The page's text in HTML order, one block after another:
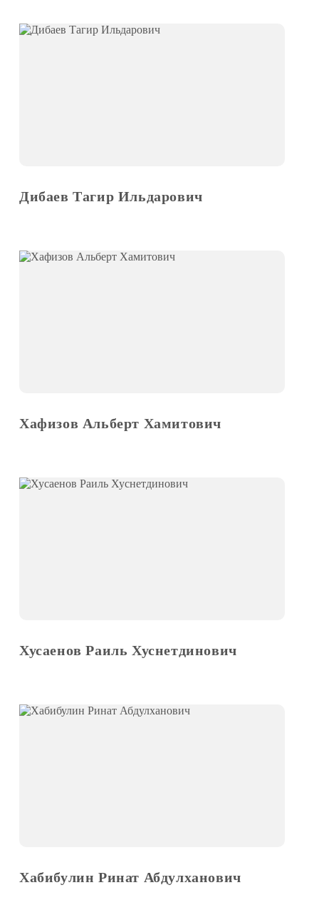
Дибаев Тагир Ильдарович
Хафизов Альберт Хамитович
Хусаенов Раиль Хуснетдинович
Хабибулин Ринат Абдулханович